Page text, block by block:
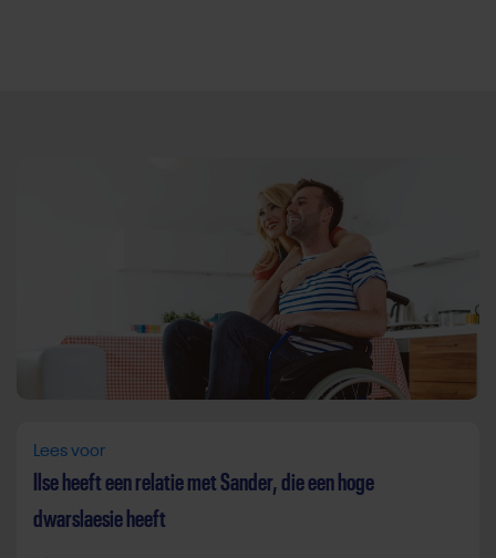
Direct door naar content
Lees voor
Ilse heeft een relatie met Sander, die een hoge
dwarslaesie heeft